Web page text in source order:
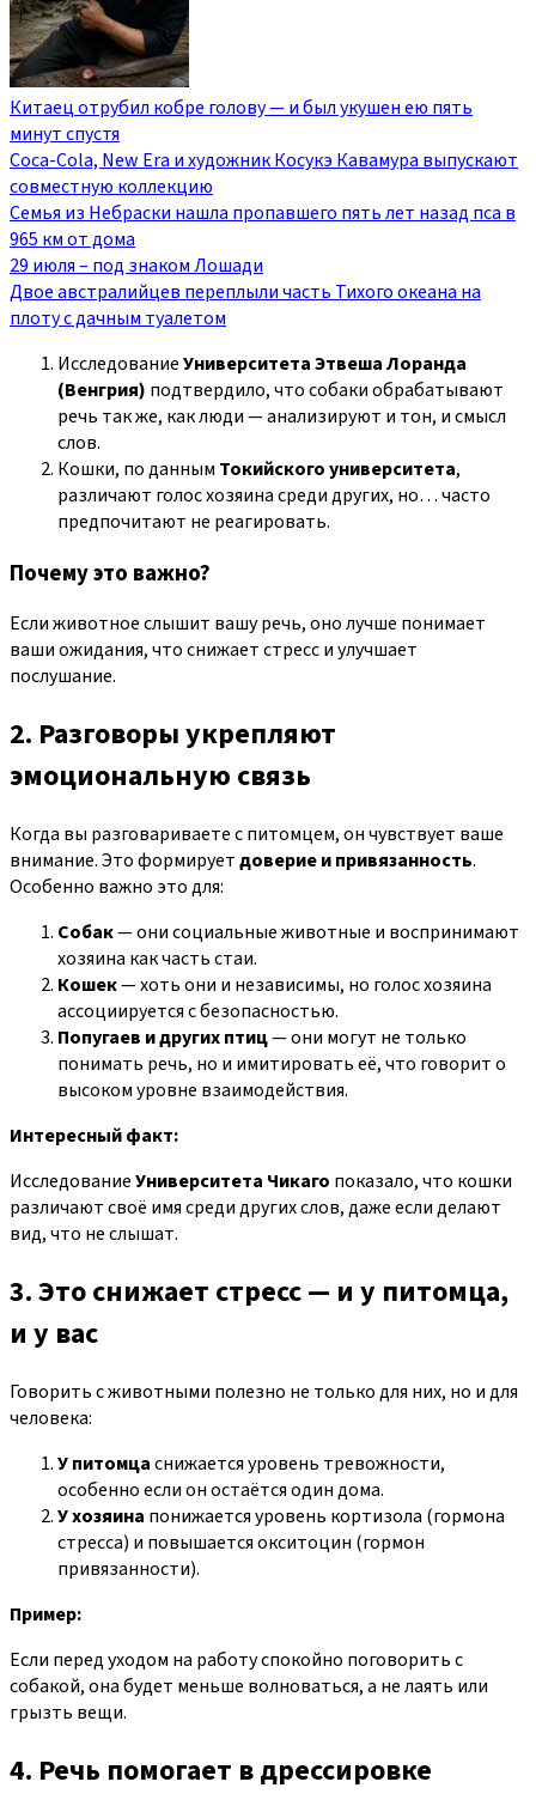
Китаец отрубил кобре голову — и был укушен ею пять
минут спустя
Coca-Cola, New Era и художник Косукэ Кавамура выпускают
совместную коллекцию
Семья из Небраски нашла пропавшего пять лет назад пса в
965 км от дома
29 июля – под знаком Лошади
Двое австралийцев переплыли часть Тихого океана на
плоту с дачным туалетом
ИсследованиеУниверситета Этвеша Лоранда
(Венгрия) подтвердило, что собаки обрабатывают
речь так же, как люди — анализируют и тон, и смысл
слов.
Кошки, по данным Токийского университета,
различают голос хозяина среди других, но… часто
предпочитают не реагировать.
Почему это важно?
Если животное слышит вашу речь, оно лучше понимает
ваши ожидания, что снижает стресс и улучшает
послушание.
2. Разговоры укрепляют
эмоциональную связь
Когда вы разговариваете с питомцем, он чувствует ваше
внимание. Это формируетдоверие и привязанность.
Особенно важно это для:
Собак— они социальные животные и воспринимают
хозяина как часть стаи.
Кошек— хоть они и независимы, но голос хозяина
ассоциируется с безопасностью.
Попугаев и других птиц— они могут не только
понимать речь, но и имитировать её, что говорит о
высоком уровне взаимодействия.
Интересный факт:
ИсследованиеУниверситета Чикаго показало, что кошки
различают своё имя среди других слов, даже если делают
вид, что не слышат.
3. Это снижает стресс — и у питомца,
и у вас
Говорить с животными полезно не только для них, но и для
человека:
У питомцаснижается уровень тревожности,
особенно если он остаётся один дома.
У хозяина понижается уровень кортизола (гормона
стресса) и повышается окситоцин (гормон
привязанности).
Пример:
Если перед уходом на работу спокойно поговорить с
собакой, она будет меньше волноваться, а не лаять или
грызть вещи.
4. Речь помогает в дрессировке